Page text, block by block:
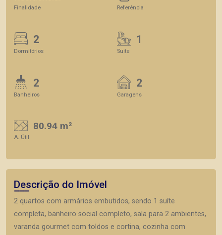
Finalidade Referência
2
Dormitórios
1
Suite
2
Banheiros
2
Garagens
80.94 m²
A. Útil
Descrição do Imóvel
2 quartos com armários embutidos, sendo 1 suíte
completa, banheiro social completo, sala para 2 ambientes,
varanda gourmet com toldos e cortina, cozinha com